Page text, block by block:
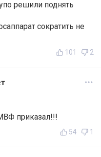
решили поднять
сократить не
101 2
приказал!!!
54 1